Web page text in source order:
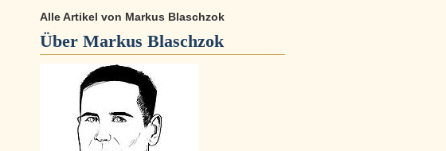
Alle Artikel von Markus Blaschzok
Über Markus Blaschzok